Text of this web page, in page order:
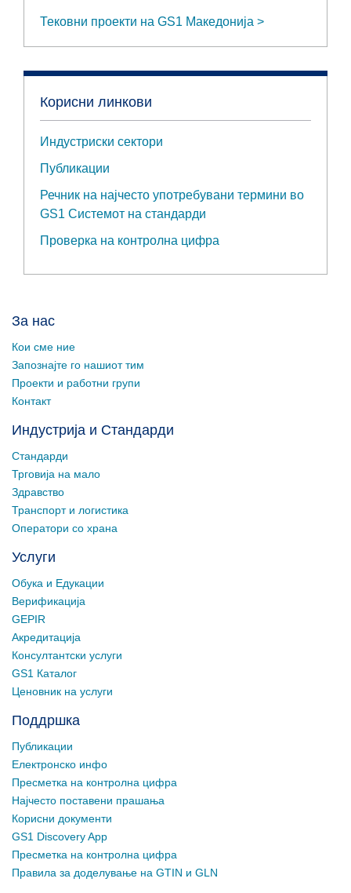
Тековни проекти на GS1 Македонија
Корисни линкови
Индустриски сектори
Публикации
Речник на најчесто употребувани термини во
GS1 Системот на стандарди
Проверка на контролна цифра
За нас
Кои сме ние
Запознајте го нашиот тим
Проекти и работни групи
Контакт
Индустрија и Стандарди
Стандарди
Трговија на мало
Здравство
Транспорт и логистика
Оператори со храна
Услуги
Обука и Едукации
Верификација
GEPIR
Акредитација
Консултантски услуги
GS1 Каталог
Ценовник на услуги
Поддршка
Публикации
Електронско инфо
Пресметка на контролна цифра
Најчесто поставени прашања
Корисни документи
GS1 Discovery App
Пресметка на контролна цифра
Правила за доделување на GTIN и GLN